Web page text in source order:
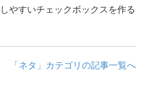
しやすいチェックボックスを作る
「ネタ」カテゴリの記事一覧へ